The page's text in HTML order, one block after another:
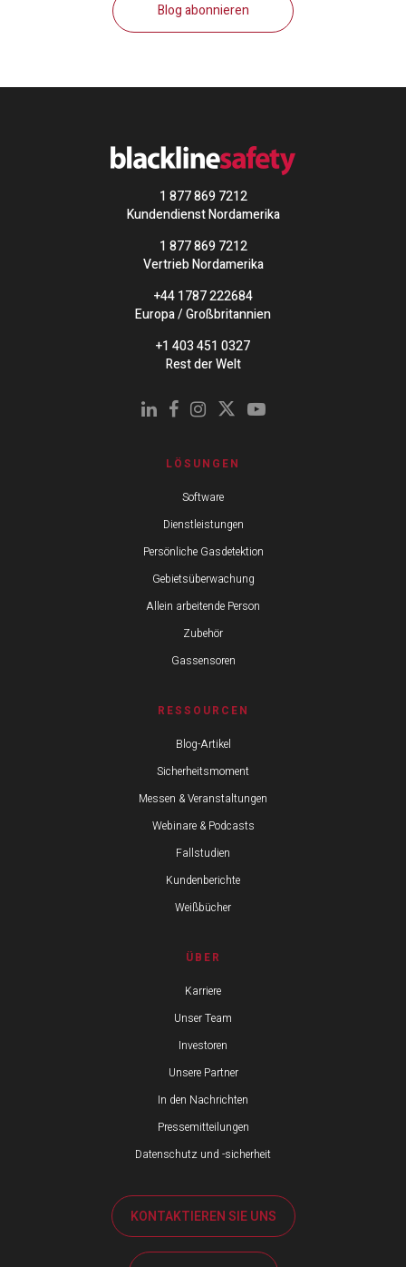
Blog abonnieren
1 877 869 7212
Kundendienst Nordamerika
1 877 869 7212
Vertrieb Nordamerika
+44 1787 222684
Europa / Großbritannien
+1 403 451 0327
Rest der Welt
LÖSUNGEN
Software
Dienstleistungen
Persönliche Gasdetektion
Gebietsüberwachung
Allein arbeitende Person
Zubehör
Gassensoren
RESSOURCEN
Blog-Artikel
Sicherheitsmoment
Messen & Veranstaltungen
Webinare & Podcasts
Fallstudien
Kundenberichte
Weißbücher
ÜBER
Karriere
Unser Team
Investoren
Unsere Partner
In den Nachrichten
Pressemitteilungen
Datenschutz und -sicherheit
KONTAKTIEREN SIE UNS